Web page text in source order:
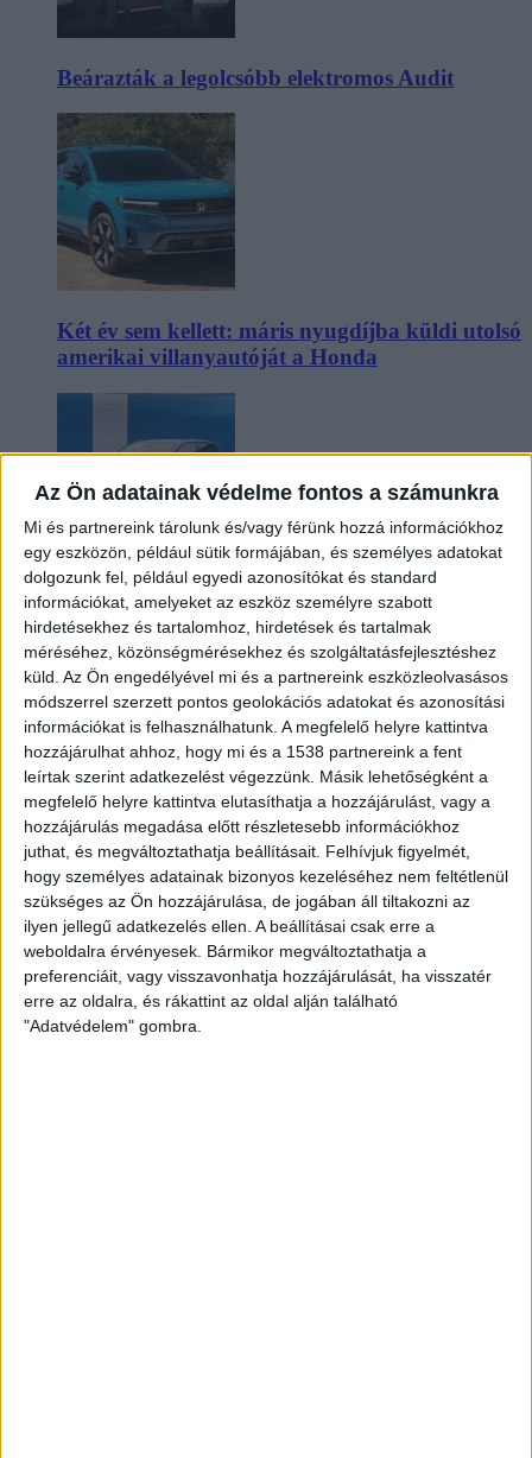
Az Ön adatainak védelme fontos a számunkra
Mi és partnereink tárolunk és/vagy férünk hozzá információkhoz
egy eszközön, például sütik formájában, és személyes adatokat
dolgozunk fel, például egyedi azonosítókat és standard
információkat, amelyeket az eszköz személyre szabott
hirdetésekhez és tartalomhoz, hirdetések és tartalmak
méréséhez, közönségmérésekhez és szolgáltatásfejlesztéshez
küld. Az Ön engedélyével mi és a partnereink eszközleolvasásos
módszerrel szerzett pontos geolokációs adatokat és azonosítási
információkat is felhasználhatunk. A megfelelő helyre kattintva
hozzájárulhat ahhoz, hogy mi és a 1538 partnereink a fent
leírtak szerint adatkezelést végezzünk. Másik lehetőségként a
megfelelő helyre kattintva elutasíthatja a hozzájárulást, vagy a
hozzájárulás megadása előtt részletesebb információkhoz
juthat, és megváltoztathatja beállításait. Felhívjuk figyelmét,
hogy személyes adatainak bizonyos kezeléséhez nem feltétlenül
szükséges az Ön hozzájárulása, de jogában áll tiltakozni az
ilyen jellegű adatkezelés ellen. A beállításai csak erre a
weboldalra érvényesek. Bármikor megváltoztathatja a
preferenciáit, vagy visszavonhatja hozzájárulását, ha visszatér
erre az oldalra, és rákattint az oldal alján található
"Adatvédelem" gombra.
Beárazták a legolcsóbb elektromos Audit
Két év sem kellett: máris nyugdíjba küldi utolsó
amerikai villanyautóját a Honda
Kilencmillió alatt indul a legolcsóbb elektromos
Volkswagen
Hoppon maradtak a villanyautós támogatási
program utolsó pályázói